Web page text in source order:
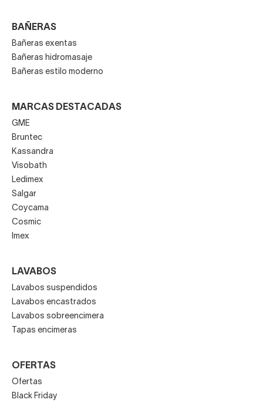
BAÑERAS
Bañeras exentas
Bañeras hidromasaje
Bañeras estilo moderno
MARCAS DESTACADAS
GME
Bruntec
Kassandra
Visobath
Ledimex
Salgar
Coycama
Cosmic
Imex
LAVABOS
Lavabos suspendidos
Lavabos encastrados
Lavabos sobreencimera
Tapas encimeras
OFERTAS
Ofertas
Black Friday